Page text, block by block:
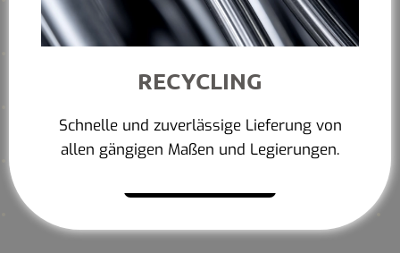
RECYCLING
Schnelle und zuverlässige Lieferung von
allen gängigen Maßen und Legierungen.